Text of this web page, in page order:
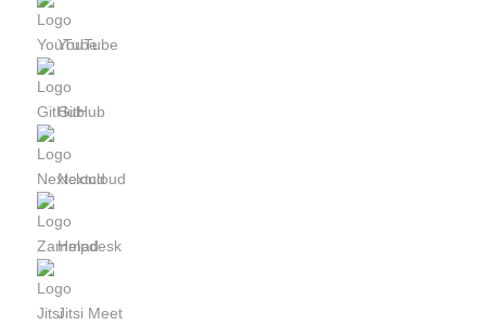
YouTube
GitHub
Nextcloud
Helpdesk
Jitsi Meet